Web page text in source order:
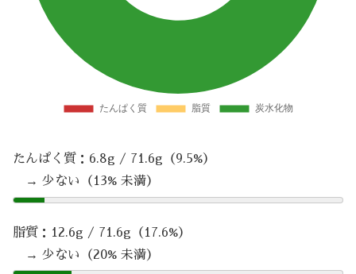
たんぱく質：6.8g / 71.6g（9.5%）
→ 少ない（13% 未満）
脂質：12.6g / 71.6g（17.6%）
→ 少ない（20% 未満）